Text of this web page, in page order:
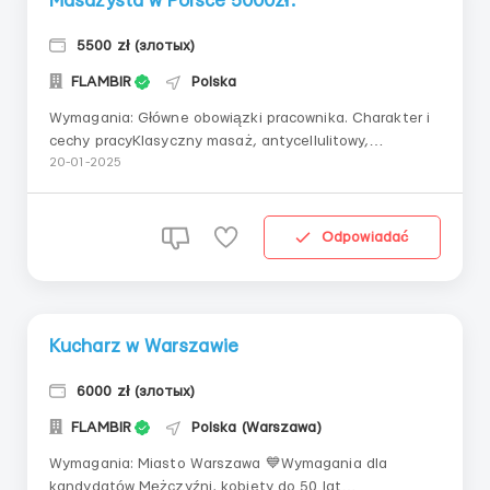
5500 zł (злотых)
FLAMBIR Polska
Wymagania: Główne obowiązki pracownika. Charakter i
cechy pracyKlasyczny masaż, antycellulitowy,
relaksacyjny. Wśród masaży - zaliczają się
godzinowaWymaganiapłeć nie ma
20-01-2025
Odpowiadać
Kucharz w Warszawie
6000 zł (злотых)
FLAMBIR Polska (Warszawa)
Wymagania: Miasto Warszawa 💙Wymagania dla
kandydatów Mężczyźni, kobiety do 50 lat